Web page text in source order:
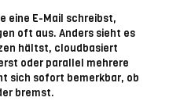
eine E-Mail schreibst,
oft aus. Anders sieht es
hältst, cloudbasiert
oder parallel mehrere
sich sofort bemerkbar, ob
bremst.